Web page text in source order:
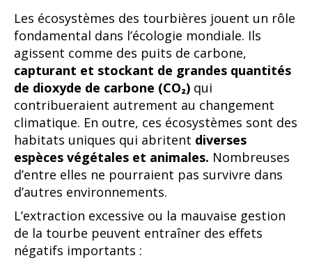
Les écosystèmes des tourbières jouent un rôle
fondamental dans l’écologie mondiale. Ils
agissent comme des puits de carbone,
capturant et stockant de grandes quantités
de dioxyde de carbone (CO₂) qui
contribueraient autrement au changement
climatique. En outre, ces écosystèmes sont des
habitats uniques qui abritent diverses
espèces végétales et animales. Nombreuses
d’entre elles ne pourraient pas survivre dans
d’autres environnements.
L’extraction excessive ou la mauvaise gestion
de la tourbe peuvent entraîner des effets
négatifs importants :